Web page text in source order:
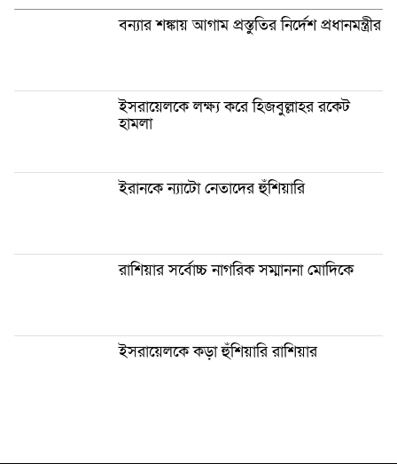
বন্যার শঙ্কায় আগাম প্রস্তুতির নির্দেশ প্রধানমন্ত্রীর
ইসরায়েলকে লক্ষ্য করে হিজবুল্লাহর রকেট
হামলা
ইরানকে ন্যাটো নেতাদের হুঁশিয়ারি
রাশিয়ার সর্বোচ্চ নাগরিক সম্মাননা মোদিকে
ইসরায়েলকে কড়া হুঁশিয়ারি রাশিয়ার